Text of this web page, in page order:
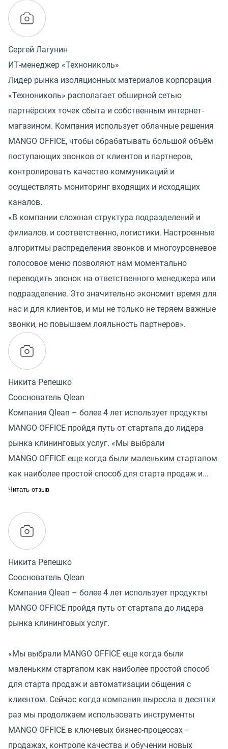
Сергей Лагунин
ИТ-менеджер «Технониколь»
Лидер рынка изоляционных материалов корпорация
«Технониколь» располагает обширной сетью
партнёрских точек сбыта и собственным интернет-
магазином. Компания использует облачные решения
MANGO OFFICE, чтобы обрабатывать большой объём
поступающих звонков от клиентов и партнеров,
контролировать качество коммуникаций и
осуществлять мониторинг входящих и исходящих
каналов.
«В компании сложная структура подразделений и
филиалов, и соответственно, логистики. Настроенные
алгоритмы распределения звонков и многоуровневое
голосовое меню позволяют нам моментально
переводить звонок на ответственного менеджера или
подразделение. Это значительно экономит время для
нас и для клиентов, и мы не только не теряем важные
звонки, но повышаем лояльность партнеров».
Никита Репешко
Сооснователь Qlean
Компания Qlean – более 4 лет использует продукты
MANGO OFFICE пройдя путь от стартапа до лидера
рынка клининговых услуг. «Мы выбрали
MANGO OFFICE еще когда были маленьким стартапом
как наиболее простой способ для старта продаж и...
Читать отзыв
Никита Репешко
Сооснователь Qlean
Компания Qlean – более 4 лет использует продукты
MANGO OFFICE пройдя путь от стартапа до лидера
рынка клининговых услуг.
«Мы выбрали MANGO OFFICE еще когда были
маленьким стартапом как наиболее простой способ
для старта продаж и автоматизации общения с
клиентом. Сейчас когда компания выросла в десятки
раз мы продолжаем использовать инструменты
MANGO OFFICE в ключевых бизнес-процессах –
продажах, контроле качества и обучении новых